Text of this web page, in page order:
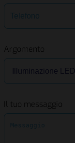
Argomento
Il tuo messaggio